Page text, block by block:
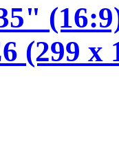
(299 x